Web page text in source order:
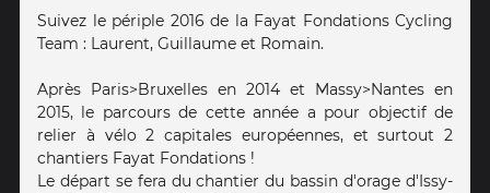
Suivez le périple 2016 de la Fayat Fondations Cycling
Team : Laurent, Guillaume et Romain.
Après Paris>Bruxelles en 2014 et Massy>Nantes en
2015, le parcours de cette année a pour objectif de
relier à vélo 2 capitales européennes, et surtout 2
chantiers Fayat Fondations !
Le départ se fera du chantier du bassin d'orage d'Issy-